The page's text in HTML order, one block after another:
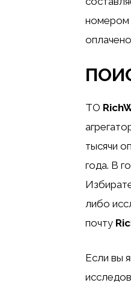
номером
ТО
тысячи
года. В
либо
почту
Если вы